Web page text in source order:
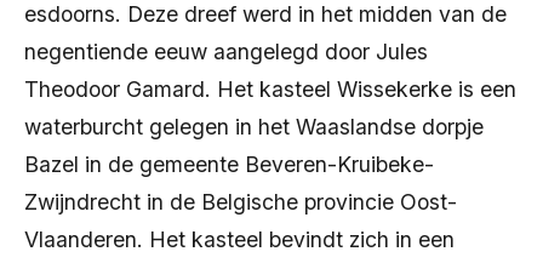
esdoorns. Deze dreef werd in het midden van de
negentiende eeuw aangelegd door Jules
Theodoor Gamard. Het kasteel Wissekerke is een
waterburcht gelegen in het Waaslandse dorpje
Bazel in de gemeente Beveren-Kruibeke-
Zwijndrecht in de Belgische provincie Oost-
Vlaanderen. Het kasteel bevindt zich in een